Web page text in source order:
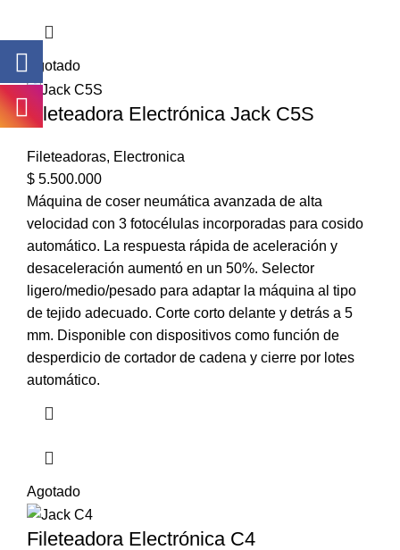
Agotado
Fileteadora Electrónica Jack C5S
Fileteadoras, Electronica
$ 5.500.000
Máquina de coser neumática avanzada de alta
velocidad con 3 fotocélulas incorporadas para cosido
automático. La respuesta rápida de aceleración y
desaceleración aumentó en un 50%. Selector
ligero/medio/pesado para adaptar la máquina al tipo
de tejido adecuado. Corte corto delante y detrás a 5
mm. Disponible con dispositivos como función de
desperdicio de cortador de cadena y cierre por lotes
automático.
Agotado
Fileteadora Electrónica C4